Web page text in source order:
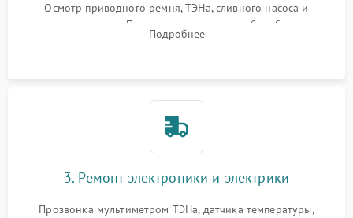
Осмотр приводного ремня, ТЭНа, сливного насоса и
амортизаторов. Проверка подшипников барабана и
крестовины на износ, а манжеты люка на разрывы.
Подробнее
3. Ремонт электроники и электрики
Прозвонка мультиметром ТЭНа, датчика температуры,